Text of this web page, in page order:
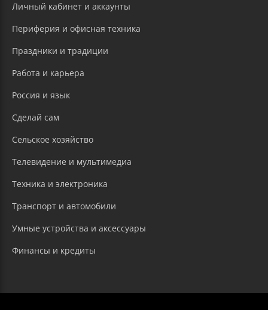
Личный кабинет и аккаунты
Периферия и офисная техника
Праздники и традиции
Работа и карьера
Россия и язык
Сделай сам
Сельское хозяйство
Телевидение и мультимедиа
Техника и электроника
Транспорт и автомобили
Умные устройства и аксессуары
Финансы и кредиты